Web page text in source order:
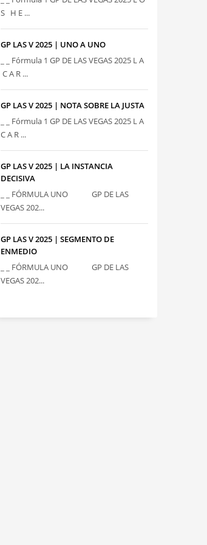
S H E ...
GP LAS V 2025 | UNO A UNO
_ _ Fórmula 1 GP DE LAS VEGAS 2025 L A
C A R ...
GP LAS V 2025 | NOTA SOBRE LA JUSTA
_ _ Fórmula 1 GP DE LAS VEGAS 2025 L A
C A R ...
GP LAS V 2025 | LA INSTANCIA
DECISIVA
_ _ FÓRMULA UNO GP DE LAS
VEGAS 202...
GP LAS V 2025 | SEGMENTO DE
ENMEDIO
_ _ FÓRMULA UNO GP DE LAS
VEGAS 202...